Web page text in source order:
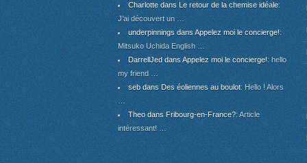
Charlotte dans Le retour de la chemise idéale:
J’ai découvert un …
underpinnings dans Appelez moi le concierge!:
Mitsuko Uchida English …
DarrellJed dans Appelez moi le concierge!: hello
my friend …
seb dans Des éoliennes au boulot: Hello ! Alors
Theo dans Fribourg-en-France?: Article
intéressant! …